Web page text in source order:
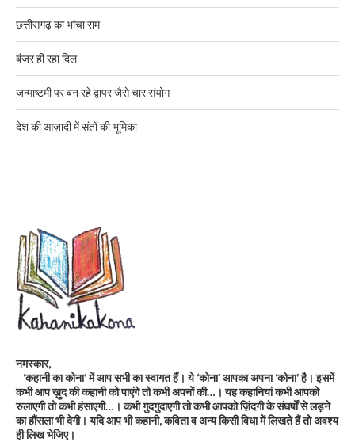
छत्तीसगढ़ का भांचा राम
बंजर ही रहा दिल
जन्माष्टमी पर बन रहे द्वापर जैसे चार संयोग
देश की आज़ादी में संतों की भूमिका
नमस्कार,
‘कहानी का कोना’ में आप सभी का स्वागत हैं। ये ‘कोना’ आपका अपना ‘कोना’ है। इसमें
कभी आप ख़ुद की कहानी को पाएंगे तो कभी अपनों की…। यह कहानियां कभी आपको
रुलाएगी तो कभी हंसाएगी…। कभी गुदगुदाएगी तो कभी आपको ज़िंदगी के संघर्षों से लड़ने
का हौंसला भी देगी। यदि आप भी कहानी, कविता व अन्य किसी विधा में लिखते हैं तो अवश्य
ही लिख भेजिए।